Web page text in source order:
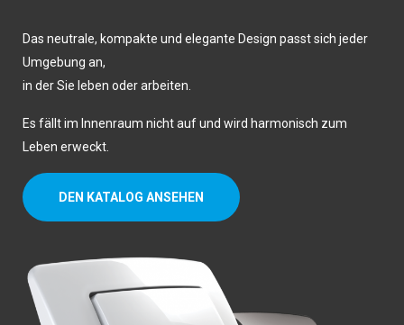
Das neutrale, kompakte und elegante Design passt sich jeder
Umgebung an,
in der Sie leben oder arbeiten.
Es fällt im Innenraum nicht auf und wird harmonisch zum
Leben erweckt.
DEN KATALOG ANSEHEN